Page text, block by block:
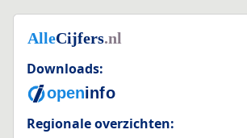
Downloads:
Regionale overzichten: